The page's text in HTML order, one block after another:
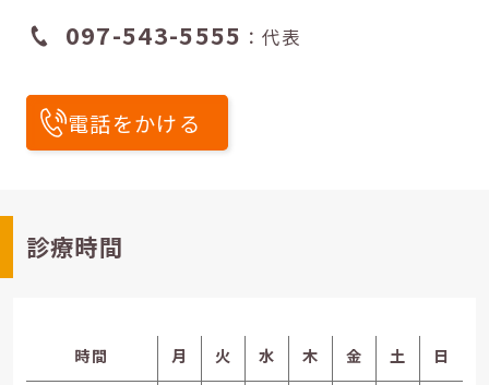
097-543-5555 ：代表
電話をかける
診療時間
時間 月 火 水 木 金 土 日